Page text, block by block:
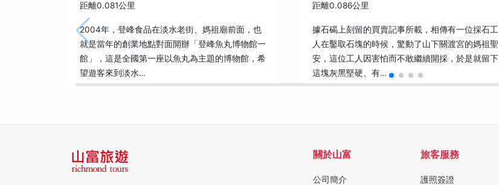
距離0.081公里
2004年，登峰食品在淡水老街、媽祖廟前面，也
就是當年的創業地點對面開辦「登峰魚丸博物館一
館」，這是全國第一座以魚丸為主題的博物館，希
望遊客來到淡水…
距離0.086公里
據石碣上刻留的買賣記事所載，相傳有一位採石工
人在鑿取石塊的時候，驚動了山下關渡宮的媽祖聖
安，這位工人因害怕而不敢繼續開採，於是就留下
這塊灰黑堅硬、有…
關於山富
公司簡介
旅客服務
護照簽證